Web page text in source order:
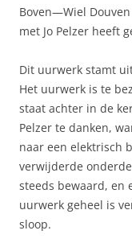
Boven—Wiel
met Jo Pelzer heeft
Dit uurwerk stamt
Het uurwerk is te
staat achter in de
Pelzer te danken,
naar een elektrisch
verwijderde
steeds bewaard, en
uurwerk geheel is
sloop.